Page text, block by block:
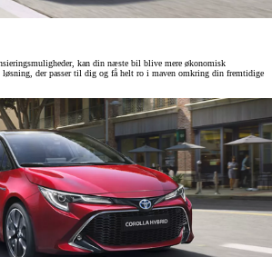
kan din næste bil blive mere økonomisk
der passer til dig og få helt ro i maven omkring din fremtidige